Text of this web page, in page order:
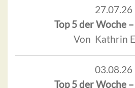
27.07.26
Top 5 der Woche
Von Kathrin
03.08.26
Top 5 der Woche